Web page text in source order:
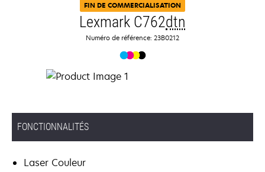
FIN DE COMMERCIALISATION
Lexmark C762dtn
Numéro de référence: 23B0212
FONCTIONNALITÉS
Laser Couleur